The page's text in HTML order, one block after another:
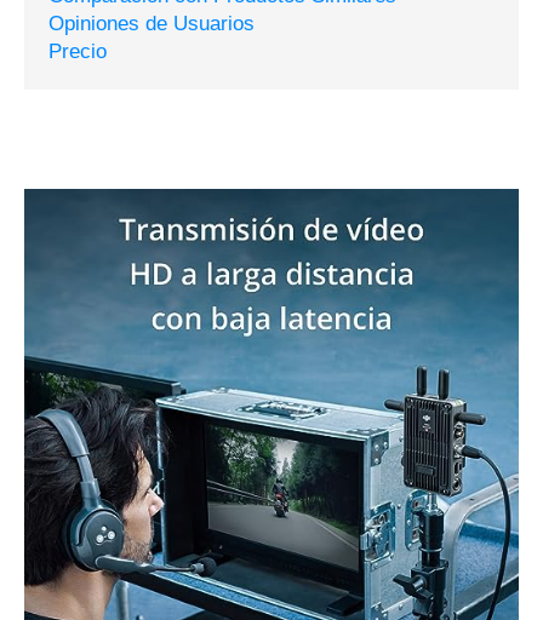
Opiniones de Usuarios
Precio